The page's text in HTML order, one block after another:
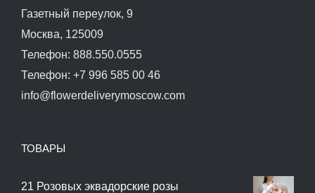
Газетный переулок, 9
Москва, 125009
Телефон: 888.550.0555
Телефон: +7 996 585 00 46
info@flowerdeliverymoscow.com
ТОВАРЫ
21 Розовых эквадорские розы